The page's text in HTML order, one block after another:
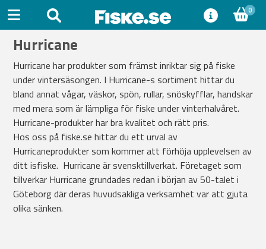
0
Hurricane
Hurricane har produkter som främst inriktar sig på fiske
under vintersäsongen. I Hurricane-s sortiment hittar du
bland annat vågar, väskor, spön, rullar, snöskyfflar, handskar
med mera som är lämpliga för fiske under vinterhalvåret.
Hurricane-produkter har bra kvalitet och rätt pris.
Hos oss på fiske.se hittar du ett urval av
Hurricaneprodukter som kommer att förhöja upplevelsen av
ditt isfiske. Hurricane är svensktillverkat. Företaget som
tillverkar Hurricane grundades redan i början av 50-talet i
Göteborg där deras huvudsakliga verksamhet var att gjuta
olika sänken.